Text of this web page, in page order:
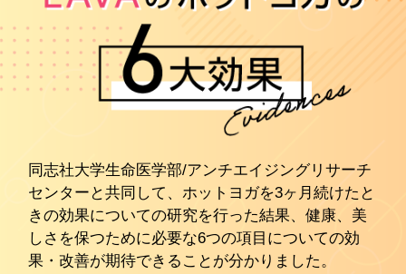
同志社大学生命医学部/アンチエイジングリサーチ
センターと共同して、ホットヨガを3ヶ月続けたと
きの効果についての研究を行った結果、健康、美
しさを保つために必要な6つの項目についての効
果・改善が期待できることが分かりました。